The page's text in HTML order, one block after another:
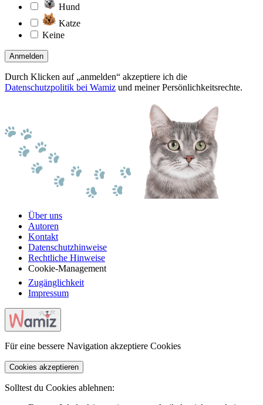
Hund
Katze
Keine
Anmelden
Durch Klicken auf „anmelden“ akzeptiere ich die
Datenschutzpolitik bei Wamiz und meiner Persönlichkeitsrechte.
Über uns
Autoren
Kontakt
Datenschutzhinweise
Rechtliche Hinweise
Cookie-Management
Zugänglichkeit
Impressum
Für eine bessere Navigation akzeptiere Cookies
Cookies akzeptieren
Solltest du Cookies ablehnen: